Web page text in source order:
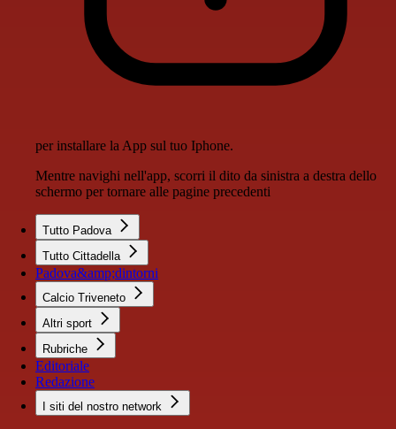
per installare la App sul tuo Iphone.
Mentre navighi nell'app, scorri il dito da sinistra a destra dello
schermo per tornare alle pagine precedenti
Tutto Padova
Tutto Cittadella
Padova&amp;dintorni
Calcio Triveneto
Altri sport
Rubriche
Editoriale
Redazione
I siti del nostro network